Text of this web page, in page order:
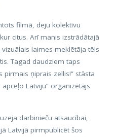
filmā, deju kolektīvu
citus. Arī manis izstrādātajā
laimes meklētāja tēls
Tagad daudziem taps
pirmais ņiprais zellis!” stāsta
Latviju” organizētājs
darbinieču atsaucībai,
Latvijā pirmpublicēt šos